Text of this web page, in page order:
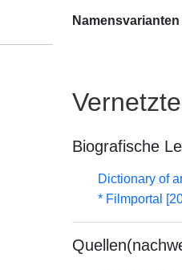
Namensvarianten
Biografische
Dictionary of
* Filmportal